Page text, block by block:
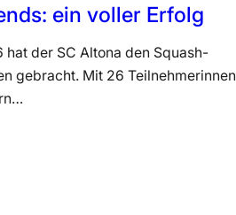
ein voller Erfolg
hat der SC Altona den Squash-
gebracht. Mit 26 Teilnehmerinnen